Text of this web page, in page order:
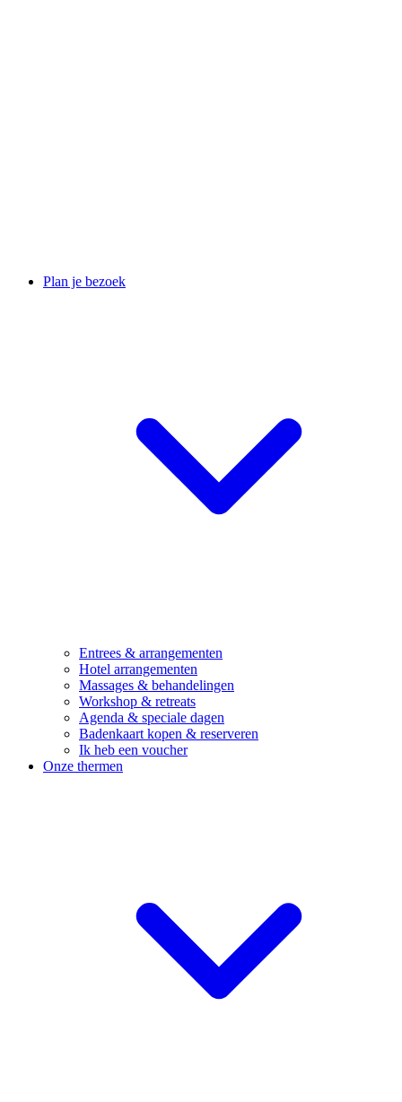
Plan je bezoek
Entrees & arrangementen
Hotel arrangementen
Massages & behandelingen
Workshop & retreats
Agenda & speciale dagen
Badenkaart kopen & reserveren
Ik heb een voucher
Onze thermen